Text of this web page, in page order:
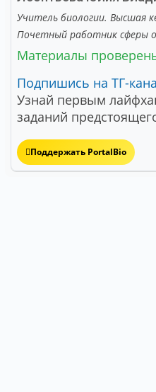
Учитель биологии. Высшая
Почетный работник сферы
Материалы
Подпишись на ТГ-
Узнай первым
заданий
Поддержать PortalBio